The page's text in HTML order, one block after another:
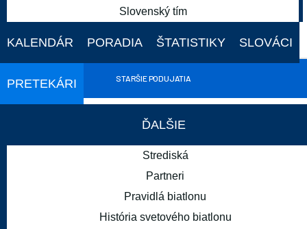
Slovenský tím
KALENDÁR PORADIA ŠTATISTIKY SLOVÁCI
PRETEKÁRI
ĎALŠIE
Strediská
Partneri
Pravidlá biatlonu
História svetového biatlonu
Holmenkollen
SVETOVÝ POHÁR
STARŠIE PODUJATIA
12. - 15. MAR
Otepää
BUDÚCE PODUJATIA